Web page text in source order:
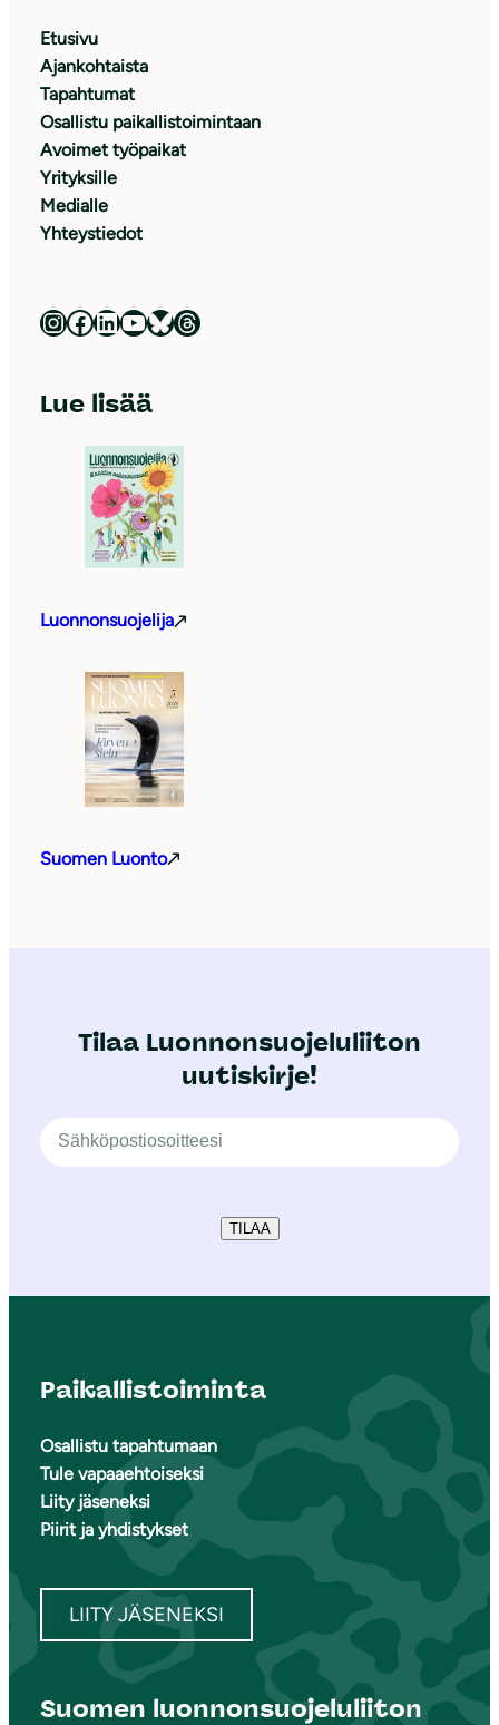
Etusivu
Ajankohtaista
Tapahtumat
Osallistu paikallistoimintaan
Avoimet työpaikat
Yrityksille
Medialle
Yhteystiedot
Luonnonsuojeluliitto Instagramissa Luonnonsuojeluliitto Facebookissa Luonnonsuojeluliitto LinkedInissä Luonnonsuojeluliiton YouTube-kanava Luonnonsuojeluliitto Blueskyssa Luonnonsuojeluliitto Threadsissa
Lue lisää
Luonnonsuojelija
Suomen Luonto
Tilaa Luonnonsuojeluliiton
uutiskirje!
TILAA
Paikallistoiminta
Osallistu tapahtumaan
Tule vapaaehtoiseksi
Liity jäseneksi
Piirit ja yhdistykset
LIITY JÄSENEKSI
Suomen luonnonsuojeluliiton